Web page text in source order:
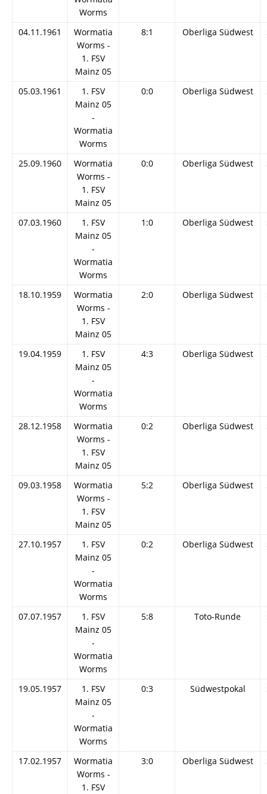
Worms
04.11.1961
Wormatia
Worms -
1. FSV
Mainz 05
8:1 Oberliga Südwest
05.03.1961
1. FSV
Mainz 05
-
Wormatia
Worms
0:0 Oberliga Südwest
25.09.1960
Wormatia
Worms -
1. FSV
Mainz 05
0:0 Oberliga Südwest
07.03.1960
1. FSV
Mainz 05
-
Wormatia
Worms
1:0 Oberliga Südwest
18.10.1959
Wormatia
Worms -
1. FSV
Mainz 05
2:0 Oberliga Südwest
19.04.1959
1. FSV
Mainz 05
-
Wormatia
Worms
4:3 Oberliga Südwest
28.12.1958
Wormatia
Worms -
1. FSV
Mainz 05
0:2 Oberliga Südwest
09.03.1958
Wormatia
Worms -
1. FSV
Mainz 05
5:2 Oberliga Südwest
27.10.1957
1. FSV
Mainz 05
-
Wormatia
Worms
0:2 Oberliga Südwest
07.07.1957
1. FSV
Mainz 05
-
Wormatia
Worms
5:8 Toto-Runde
19.05.1957
1. FSV
Mainz 05
-
Wormatia
Worms
0:3 Südwestpokal
17.02.1957
Wormatia
Worms -
1. FSV
3:0 Oberliga Südwest